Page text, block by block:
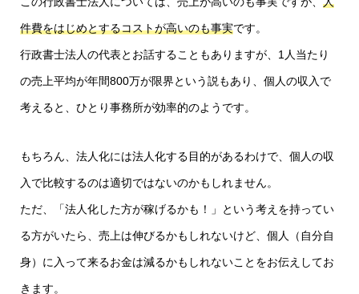
件費をはじめとするコストが高いのも事実です。
行政書士法人の代表とお話することもありますが、1人当たり
の売上平均が年間800万が限界という説もあり、個人の収入で
考えると、ひとり事務所が効率的のようです。
もちろん、法人化には法人化する目的があるわけで、個人の収
入で比較するのは適切ではないのかもしれません。
ただ、「法人化した方が稼げるかも！」という考えを持ってい
る方がいたら、売上は伸びるかもしれないけど、個人（自分自
身）に入って来るお金は減るかもしれないことをお伝えしてお
きます。